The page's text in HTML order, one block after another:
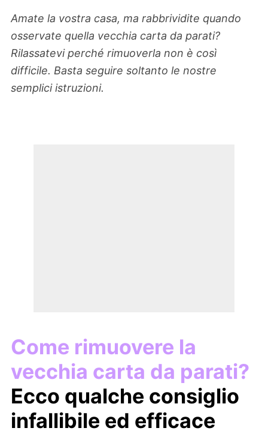
Amate la vostra casa, ma rabbrividite quando
osservate quella vecchia carta da parati?
Rilassatevi perché rimuoverla non è così
difficile. Basta seguire soltanto le nostre
semplici istruzioni.
Come rimuovere la
vecchia carta da parati?
Ecco qualche consiglio
infallibile ed efficace